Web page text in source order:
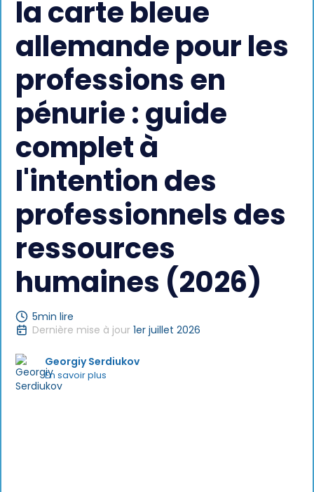
la carte bleue
allemande pour les
professions en
pénurie : guide
complet à
l'intention des
professionnels des
ressources
humaines (2026)
5min lire
Dernière mise à jour 1er juillet 2026
Georgiy Serdiukov
En savoir plus